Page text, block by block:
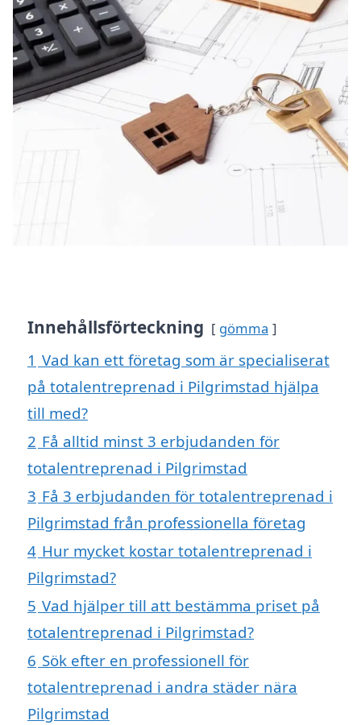
Innehållsförteckning gömma
1 Vad kan ett företag som är specialiserat
på totalentreprenad i Pilgrimstad hjälpa
till med?
2 Få alltid minst 3 erbjudanden för
totalentreprenad i Pilgrimstad
3 Få 3 erbjudanden för totalentreprenad i
Pilgrimstad från professionella företag
4 Hur mycket kostar totalentreprenad i
Pilgrimstad?
5 Vad hjälper till att bestämma priset på
totalentreprenad i Pilgrimstad?
6 Sök efter en professionell för
totalentreprenad i andra städer nära
Pilgrimstad